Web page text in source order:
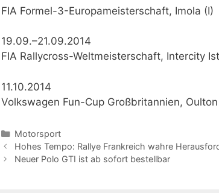
FIA Formel-3-Europameisterschaft, Imola (I)
19.09.–21.09.2014
FIA Rallycross-Weltmeisterschaft, Intercity
11.10.2014
Volkswagen Fun-Cup Großbritannien, Oulton
Kategorien
Motorsport
Hohes Tempo: Rallye Frankreich wahre
Neuer Polo GTI ist ab sofort bestellbar